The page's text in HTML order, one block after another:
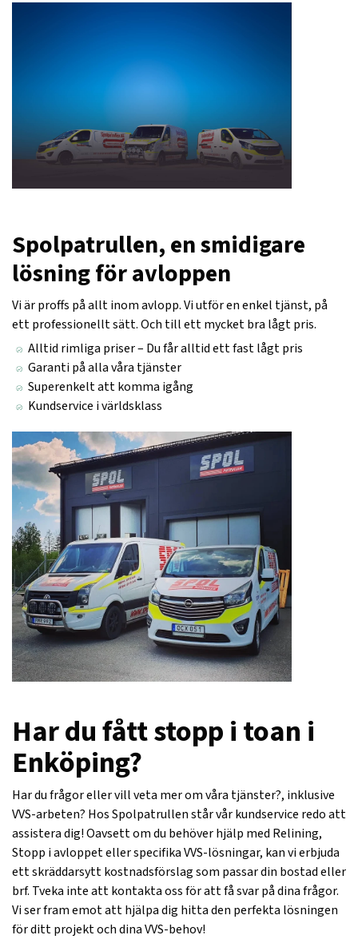
Spolpatrullen, en smidigare
lösning för avloppen
Vi är proffs på allt inom avlopp. Vi utför en enkel tjänst, på
ett professionellt sätt. Och till ett mycket bra lågt pris.
Alltid rimliga priser – Du får alltid ett fast lågt pris
Garanti på alla våra tjänster
Superenkelt att komma igång
Kundservice i världsklass
Har du fått stopp i toan i
Enköping?
Har du frågor eller vill veta mer om våra tjänster?, inklusive
VVS-arbeten? Hos Spolpatrullen står vår kundservice redo att
assistera dig! Oavsett om du behöver hjälp med Relining,
Stopp i avloppet eller specifika VVS-lösningar, kan vi erbjuda
ett skräddarsytt kostnadsförslag som passar din bostad eller
brf. Tveka inte att kontakta oss för att få svar på dina frågor.
Vi ser fram emot att hjälpa dig hitta den perfekta lösningen
för ditt projekt och dina VVS-behov!